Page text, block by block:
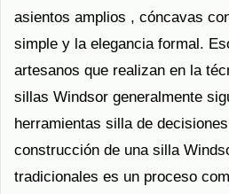
asientos amplios , cóncavas
simple y la elegancia formal.
artesanos que realizan en la
sillas Windsor generalmente
herramientas silla de
construcción de una silla
tradicionales es un proceso